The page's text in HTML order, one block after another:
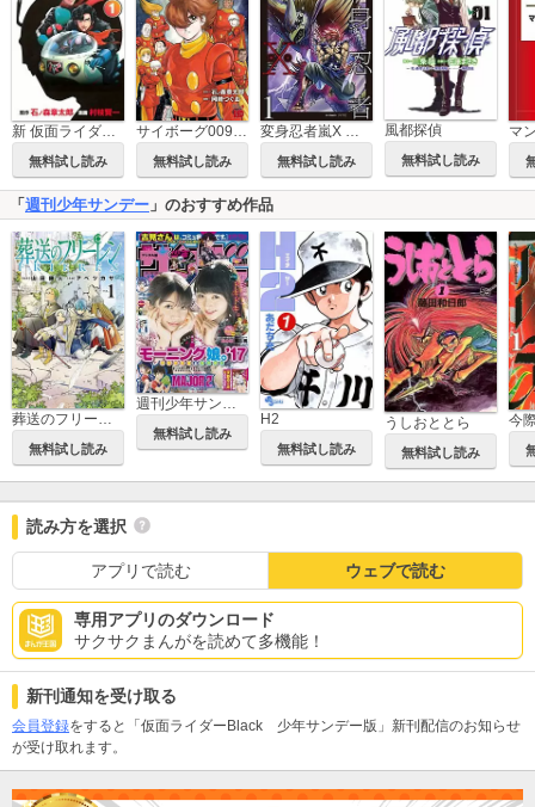
新 仮面ライダーSPIRITS
無料試し読み
サイボーグ009 BGOOPARTS DELETE
無料試し読み
変身忍者嵐X 電子版
無料試し読み
風都探偵
無料試し読み
「 週刊少年サンデー 」のおすすめ作品
葬送のフリーレン
無料試し読み
週刊少年サンデー
無料試し読み
H2
無料試し読み
うしおととら
無料試し読み
読み方を選択
アプリで読む ウェブで読む
専用アプリのダウンロード
サクサクまんがを読めて多機能！
新刊通知を受け取る
会員登録をすると「仮面ライダーBlack 少年サンデー版」新刊配信のお知らせ
が受け取れます。